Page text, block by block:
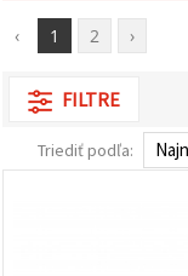
obsah a
s pomocou
pre
marketing.
Môžete
‹ 1 2 ›
FILTRE
Triediť podľa: